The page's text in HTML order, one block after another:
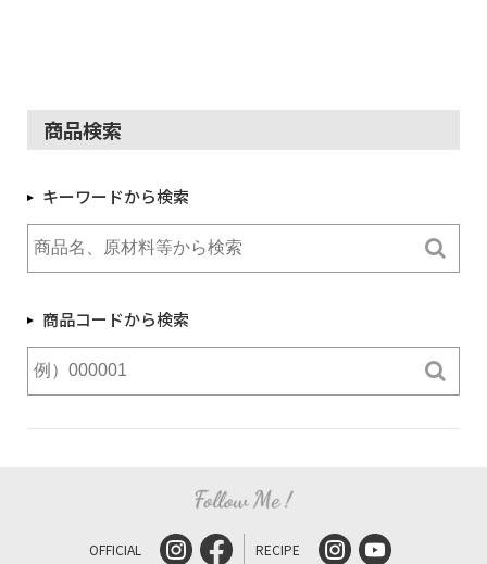
商品検索
キーワードから検索
商品コードから検索
OFFICIAL RECIPE